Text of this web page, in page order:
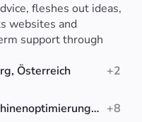
fleshes out ideas,
websites and
support through
Österreich
+2
Digitales Marketing, Suchmaschinenoptimierung (SEO), Web-Design +8